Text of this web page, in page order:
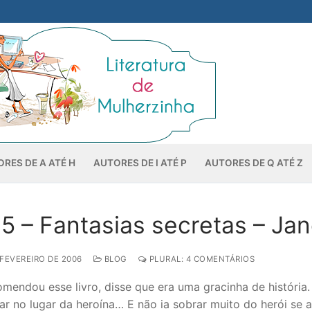
DE A ATÉ H AUTORES DE I ATÉ P AUTORES DE Q ATÉ Z
– Fantasias secretas –
DE 2006 BLOG PLURAL: 4 COMENTÁRIOS
esse livro, disse que era uma gracinha de
no lugar da heroína… E não ia sobrar muito do herói se